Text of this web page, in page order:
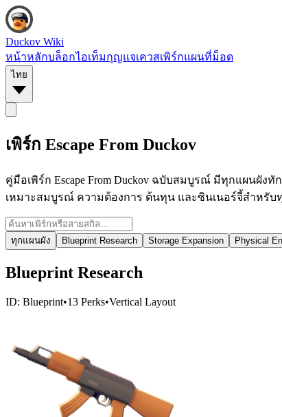
Duckov Wiki
หน้าหลักบล็อกไอเท็มกุญแจเควสเพิร์กแผนที่ม็อด
ไทย
เพิร์ก Escape From Duckov
คู่มือเพิร์ก Escape From Duckov ฉบับสมบูรณ์ มีทุกแผนผัง
เหมาะสมบูรณ์ ความต้องการ ต้นทุน และซินเนอร์จี้สำหรับ
ทุกแผนผัง Blueprint Research Storage Expansion Physical
Blueprint Research
ID: Blueprint•13 Perks•Vertical Layout